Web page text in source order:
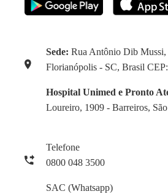
Sede: Rua Antônio Dib Mussi,
Florianópolis - SC, Brasil
Hospital Unimed e Pronto
Loureiro, 1909 - Barreiros,
Telefone
0800 048 3500
SAC (Whatsapp)